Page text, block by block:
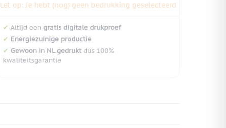
Let op: Je hebt (nog) geen bedrukking geselecteerd
✔ Altijd een gratis digitale drukproef
✔ Energiezuinige productie
✔ Gewoon in NL gedruktdus 100%
kwaliteitsgarantie